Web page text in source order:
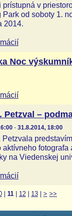
prístupná v
Park od soboty 1.
2014.
Noc
Petzval –
- 31.8.2014, 18:00
Petzvala
aktívneho
na Viedenskej
11 12 13 > >>